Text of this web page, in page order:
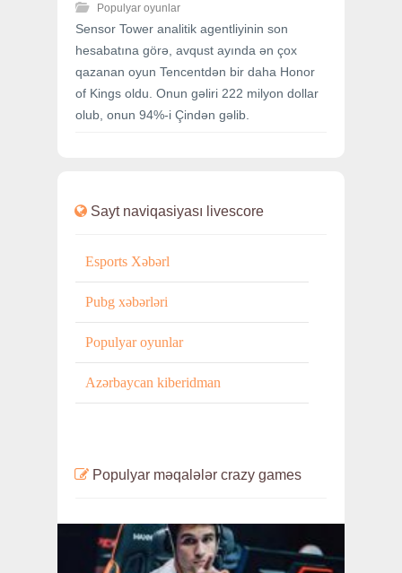
Populyar oyunlar
Sensor Tower analitik agentliyinin son
hesabatına görə, avqust ayında ən çox
qazanan oyun Tencentdən bir daha Honor
of Kings oldu. Onun gəliri 222 milyon dollar
olub, onun 94%-i Çindən gəlib.
Sayt naviqasiyası livescore
Esports Xəbərl
Pubg xəbərləri
Populyar oyunlar
Azərbaycan kiberidman
Populyar məqalələrcrazy games